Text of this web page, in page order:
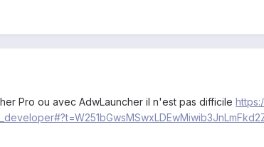
Pro ou avec AdwLauncher il n'est pas difficile